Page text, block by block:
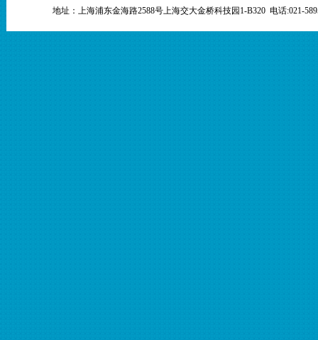
地址：上海浦东金海路2588号上海交大金桥科技园1-B320 电话:021-